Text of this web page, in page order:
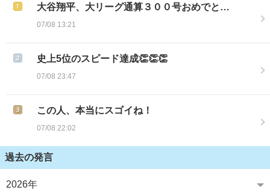
大谷翔平、大リーグ通算３００号おめでと…
07/08 13:21
史上5位のスピード達成👏👏👏
07/08 23:47
この人、本当にスゴイね！
07/08 22:02
過去の発言
2026年